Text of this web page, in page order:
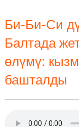
Би-Би-Си
Балтада
өлүмү:
башталды